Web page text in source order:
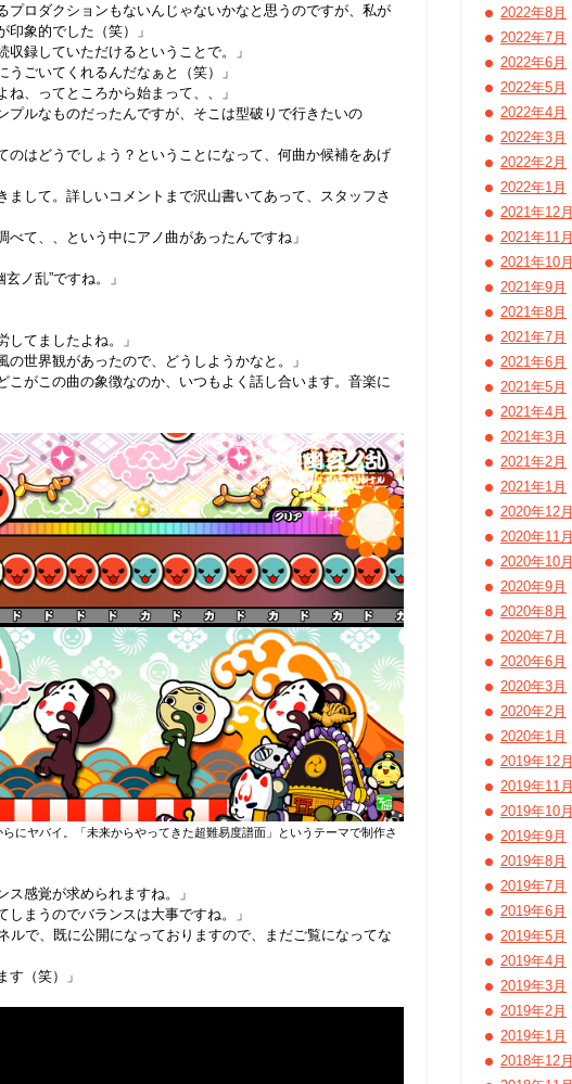
プロダクションもないんじゃないかなと思うのですが、私が
象的でした（笑）」
収録していただけるということで。」
うごいてくれるんだなぁと（笑）」
ね、ってところから始まって、、」
プルなものだったんですが、そこは型破りで行きたいの
のはどうでしょう？ということになって、何曲か候補をあげ
まして。詳しいコメントまで沢山書いてあって、スタッフさ
べて、、という中にアノ曲があったんですね」
ノ乱”ですね。」
してましたよね。」
の世界観があったので、どうしようかなと。」
こがこの曲の象徴なのか、いつもよく話し合います。音楽に
にヤバイ。
「未来からやってきた超難易度譜面」というテーマで制作さ
ス感覚が求められますね。」
しまうのでバランスは大事ですね。」
ルで、既に公開になっておりますので、まだご覧になってな
す（笑）」
2022年8月
2022年7月
2022年6月
2022年5月
2022年4月
2022年3月
2022年2月
2022年1月
2021年12月
2021年11月
2021年10月
2021年9月
2021年8月
2021年7月
2021年6月
2021年5月
2021年4月
2021年3月
2021年2月
2021年1月
2020年12月
2020年11月
2020年10月
2020年9月
2020年8月
2020年7月
2020年6月
2020年3月
2020年2月
2020年1月
2019年12月
2019年11月
2019年10月
2019年9月
2019年8月
2019年7月
2019年6月
2019年5月
2019年4月
2019年3月
2019年2月
2019年1月
2018年12月